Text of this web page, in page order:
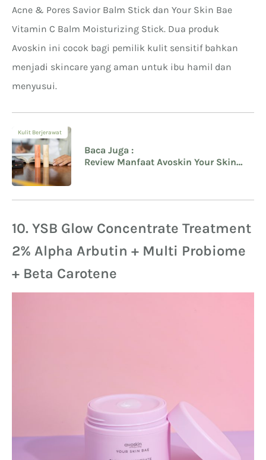
Acne & Pores Savior Balm Stick dan Your Skin Bae
Vitamin C Balm Moisturizing Stick. Dua produk
Avoskin ini cocok bagi pemilik kulit sensitif bahkan
menjadi skincare yang aman untuk ibu hamil dan
menyusui.
Kulit Berjerawat
Baca Juga :
Review Manfaat Avoskin Your Skin
10. YSB Glow Concentrate Treatment
2% Alpha Arbutin + Multi Probiome
+ Beta Carotene